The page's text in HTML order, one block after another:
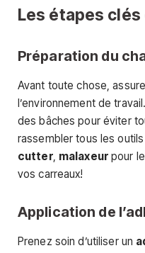
Les étapes
Préparation du
Avant toute chose,
l’environnement de
des bâches pour éviter
rassembler tous les
cutter, malaxeurpour
vos carreaux!
Application de
Prenez soin d’utiliser un